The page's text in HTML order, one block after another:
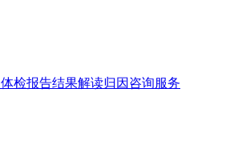
体检报告结果解读归因咨询服务